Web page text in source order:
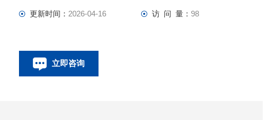
更新时间： 2026-04-16 访 问 量： 98
立即咨询